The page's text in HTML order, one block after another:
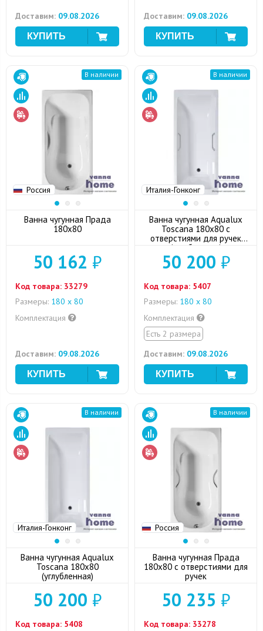
Доставим: 09.08.2026 Доставим: 09.08.2026
Россия
В наличии
Ванна чугунная Прада
180x80
50 162 ₽
Код товара: 33279
Размеры: 180 x 80
Комплектация
Доставим: 09.08.2026
Италия-Гонконг
В наличии
Ванна чугунная Aqualux
Toscana 180x80 с
отверстиями для ручек
(углубленная)
50 200 ₽
Код товара: 5407
Размеры: 180 x 80
Комплектация
Есть 2 размера
Доставим: 09.08.2026
Италия-Гонконг
В наличии
Ванна чугунная Aqualux
Toscana 180x80
(углубленная)
50 200 ₽
Код товара: 5408
Россия
В наличии
Ванна чугунная Прада
180x80 с отверстиями для
ручек
50 235 ₽
Код товара: 33278